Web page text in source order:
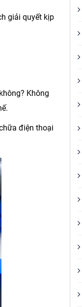
giải quyết kịp
Không
điện thoại